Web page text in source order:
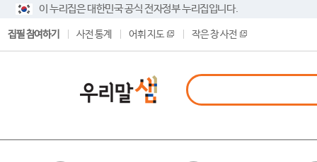
이 누리집은 대한민국 공식 전자정부 누리집입니다.
집필 참여하기 사전 통계 어휘 지도 작은 창 사전